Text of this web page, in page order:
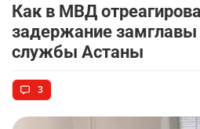
Алматы. Почему это
Казахстана
2404 3 50
9
2591 2 39
Как в МВД
задержание замглавы
службы Астаны
3